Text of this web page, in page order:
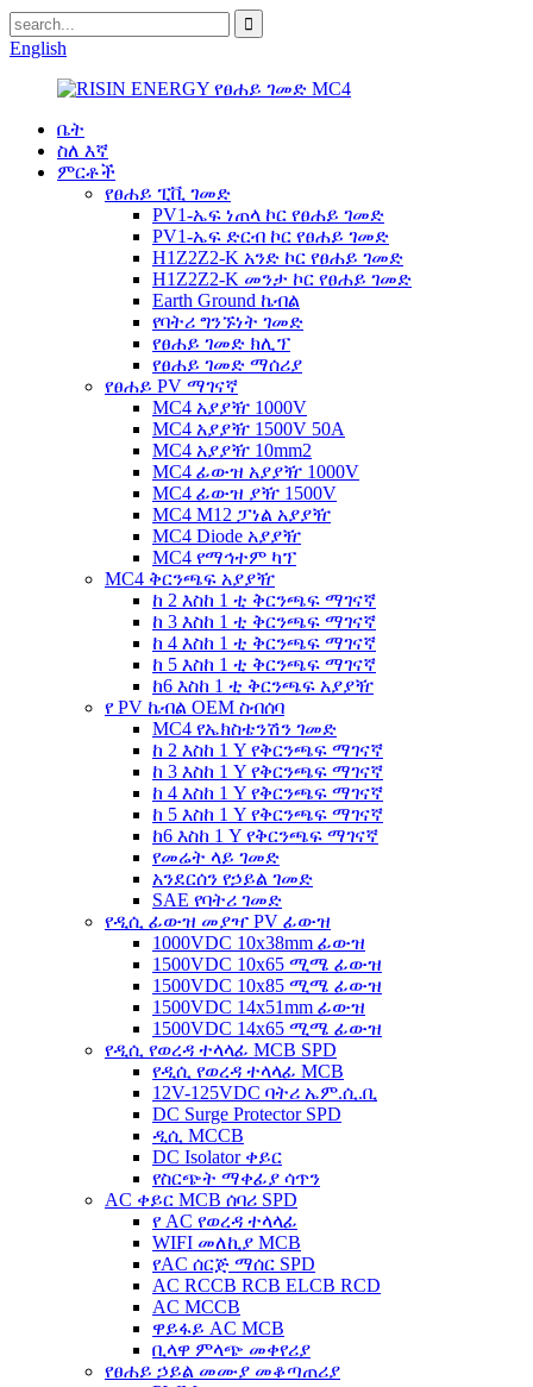
English
ቤት
ስለ እኛ
ምርቶች
የፀሐይ ፒቪ ገመድ
PV1-ኤፍ ነጠላ ኮር የፀሐይ ገመድ
PV1-ኤፍ ድርብ ኮር የፀሐይ ገመድ
H1Z2Z2-K አንድ ኮር የፀሐይ ገመድ
H1Z2Z2-K መንታ ኮር የፀሐይ ገመድ
Earth Ground ኬብል
የባትሪ ግንኙነት ገመድ
የፀሐይ ገመድ ክሊፕ
የፀሐይ ገመድ ማሰሪያ
የፀሐይ PV ማገናኛ
MC4 አያያዥ 1000V
MC4 አያያዥ 1500V 50A
MC4 አያያዥ 10mm2
MC4 ፊውዝ አያያዥ 1000V
MC4 ፊውዝ ያዥ 1500V
MC4 M12 ፓነል አያያዥ
MC4 Diode አያያዥ
MC4 የማኅተም ካፕ
MC4 ቅርንጫፍ አያያዥ
ከ 2 እስከ 1 ቲ ቅርንጫፍ ማገናኛ
ከ 3 እስከ 1 ቲ ቅርንጫፍ ማገናኛ
ከ 4 እስከ 1 ቲ ቅርንጫፍ ማገናኛ
ከ 5 እስከ 1 ቲ ቅርንጫፍ ማገናኛ
ከ6 እስከ 1 ቲ ቅርንጫፍ አያያዥ
የ PV ኬብል OEM ስብሰባ
MC4 የኤክስቴንሽን ገመድ
ከ 2 እስከ 1 Y የቅርንጫፍ ማገናኛ
ከ 3 እስከ 1 Y የቅርንጫፍ ማገናኛ
ከ 4 እስከ 1 Y የቅርንጫፍ ማገናኛ
ከ 5 እስከ 1 Y የቅርንጫፍ ማገናኛ
ከ6 እስከ 1 Y የቅርንጫፍ ማገናኛ
የመሬት ላይ ገመድ
አንደርሰን የኃይል ገመድ
SAE የባትሪ ገመድ
የዲሲ ፊውዝ መያዣ PV ፊውዝ
1000VDC 10x38mm ፊውዝ
1500VDC 10x65 ሚሜ ፊውዝ
1500VDC 10x85 ሚሜ ፊውዝ
1500VDC 14x51mm ፊውዝ
1500VDC 14x65 ሚሜ ፊውዝ
የዲሲ የወረዳ ተላላፊ MCB SPD
የዲሲ የወረዳ ተላላፊ MCB
12V-125VDC ባትሪ ኤም.ሲ.ቢ
DC Surge Protector SPD
ዲሲ MCCB
DC Isolator ቀይር
የስርጭት ማቀፊያ ሳጥን
AC ቀይር MCB ሰባሪ SPD
የ AC የወረዳ ተላላፊ
WIFI መለኪያ MCB
የAC ሰርጅ ማሰር SPD
AC RCCB RCB ELCB RCD
AC MCCB
ዋይፋይ AC MCB
ቢላዋ ምላጭ መቀየሪያ
የፀሐይ ኃይል መሙያ መቆጣጠሪያ